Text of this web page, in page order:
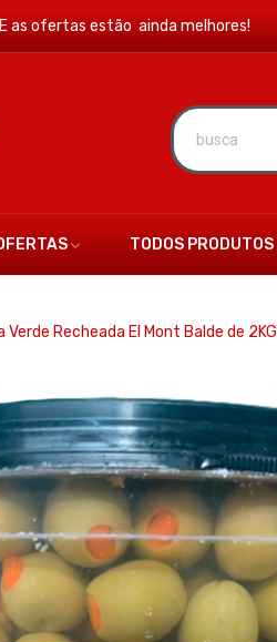
as ofertas estão ainda melhores!
TODOS PRODUTOS
Recheada El Mont Balde de 2KG